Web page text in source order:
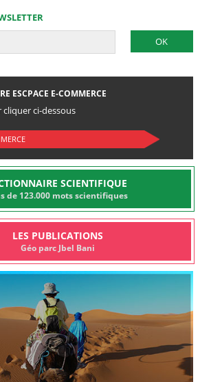
ESCPACE E-COMMERCE
ci-dessous
SCIENTIFIQUE
de 123.000 mots scientifiques
LES PUBLICATIONS
Géo parc Jbel Bani